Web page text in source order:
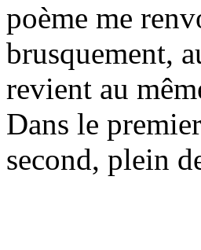
poème me
brusquement,
revient au
Dans le
second, plein